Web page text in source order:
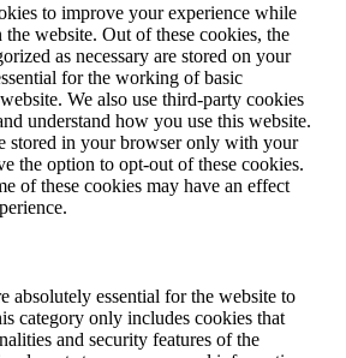
to improve your experience while
website. Out of these cookies, the
as necessary are stored on your
for the working of basic
We also use third-party cookies
understand how you use this website.
stored in your browser only with your
the option to opt-out of these cookies.
of these cookies may have an effect
absolutely essential for the website to
category only includes cookies that
and security features of the